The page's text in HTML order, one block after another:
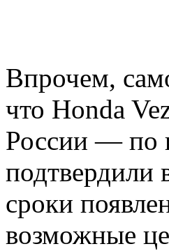
Впрочем,
что Honda
России — по
подтвердили
сроки
возможные